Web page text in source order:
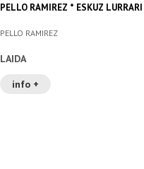
PELLO RAMIREZ * ESKUZ LURRARI
PELLO RAMIREZ
LAIDA
info +